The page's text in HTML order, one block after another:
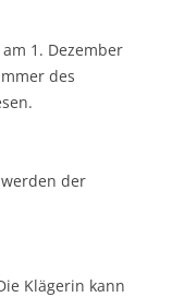
1. Dezember
des
der
Klägerin kann